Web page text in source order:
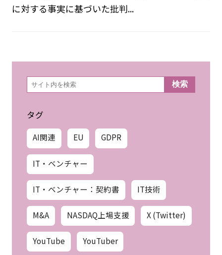
に対する事実に基づいた批判...
検
索 検索
タグ
AI関連 EU GDPR
IT・ベンチャー
IT・ベンチャー：契約書 IT技術
M&A NASDAQ上場支援 X (Twitter)
YouTube YouTuber